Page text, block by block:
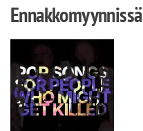
Ennakkomyynnissä